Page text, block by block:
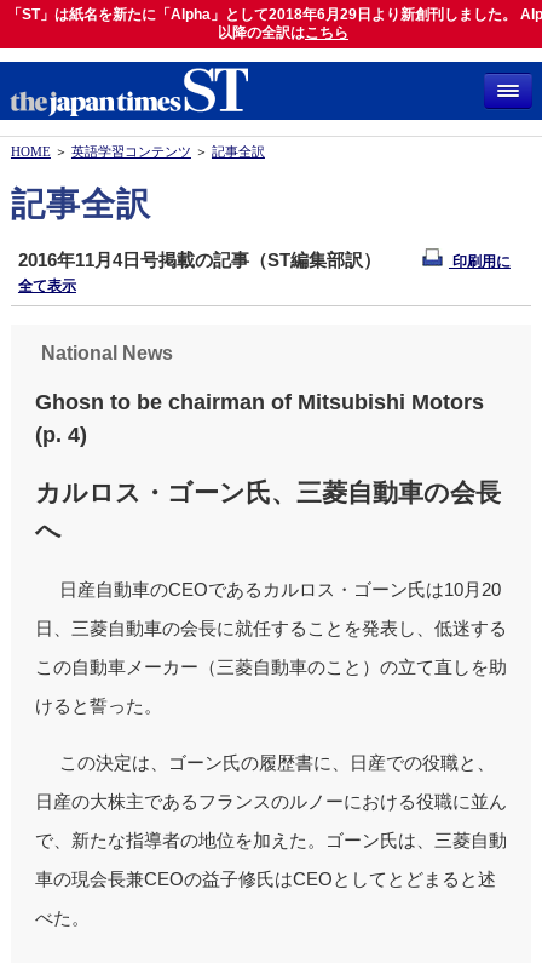
「ST」は紙名を新たに「Alpha」として2018年6月29日より新創刊しました。
以降の全訳はこちら
「ST」は紙名を新たに「Alpha」として2018年6月29日より新創刊しました。
以降の全訳はこちら
HOME＞ 英語学習コンテンツ ＞ 記事全訳
記事全訳
2016年11月4日号掲載の記事（ST編集部訳）
印刷用に
全て表示
National News
Ghosn to be chairman of Mitsubishi Motors
(p. 4)
カルロス・ゴーン氏、三菱自動車の会長
へ
日産自動車のCEOであるカルロス・ゴーン氏は10月20
日、三菱自動車の会長に就任することを発表し、低迷する
この自動車メーカー（三菱自動車のこと）の立て直しを助
けると誓った。
この決定は、ゴーン氏の履歴書に、日産での役職と、
日産の大株主であるフランスのルノーにおける役職に並ん
で、新たな指導者の地位を加えた。ゴーン氏は、三菱自動
車の現会長兼CEOの益子修氏はCEOとしてとどまると述
べた。